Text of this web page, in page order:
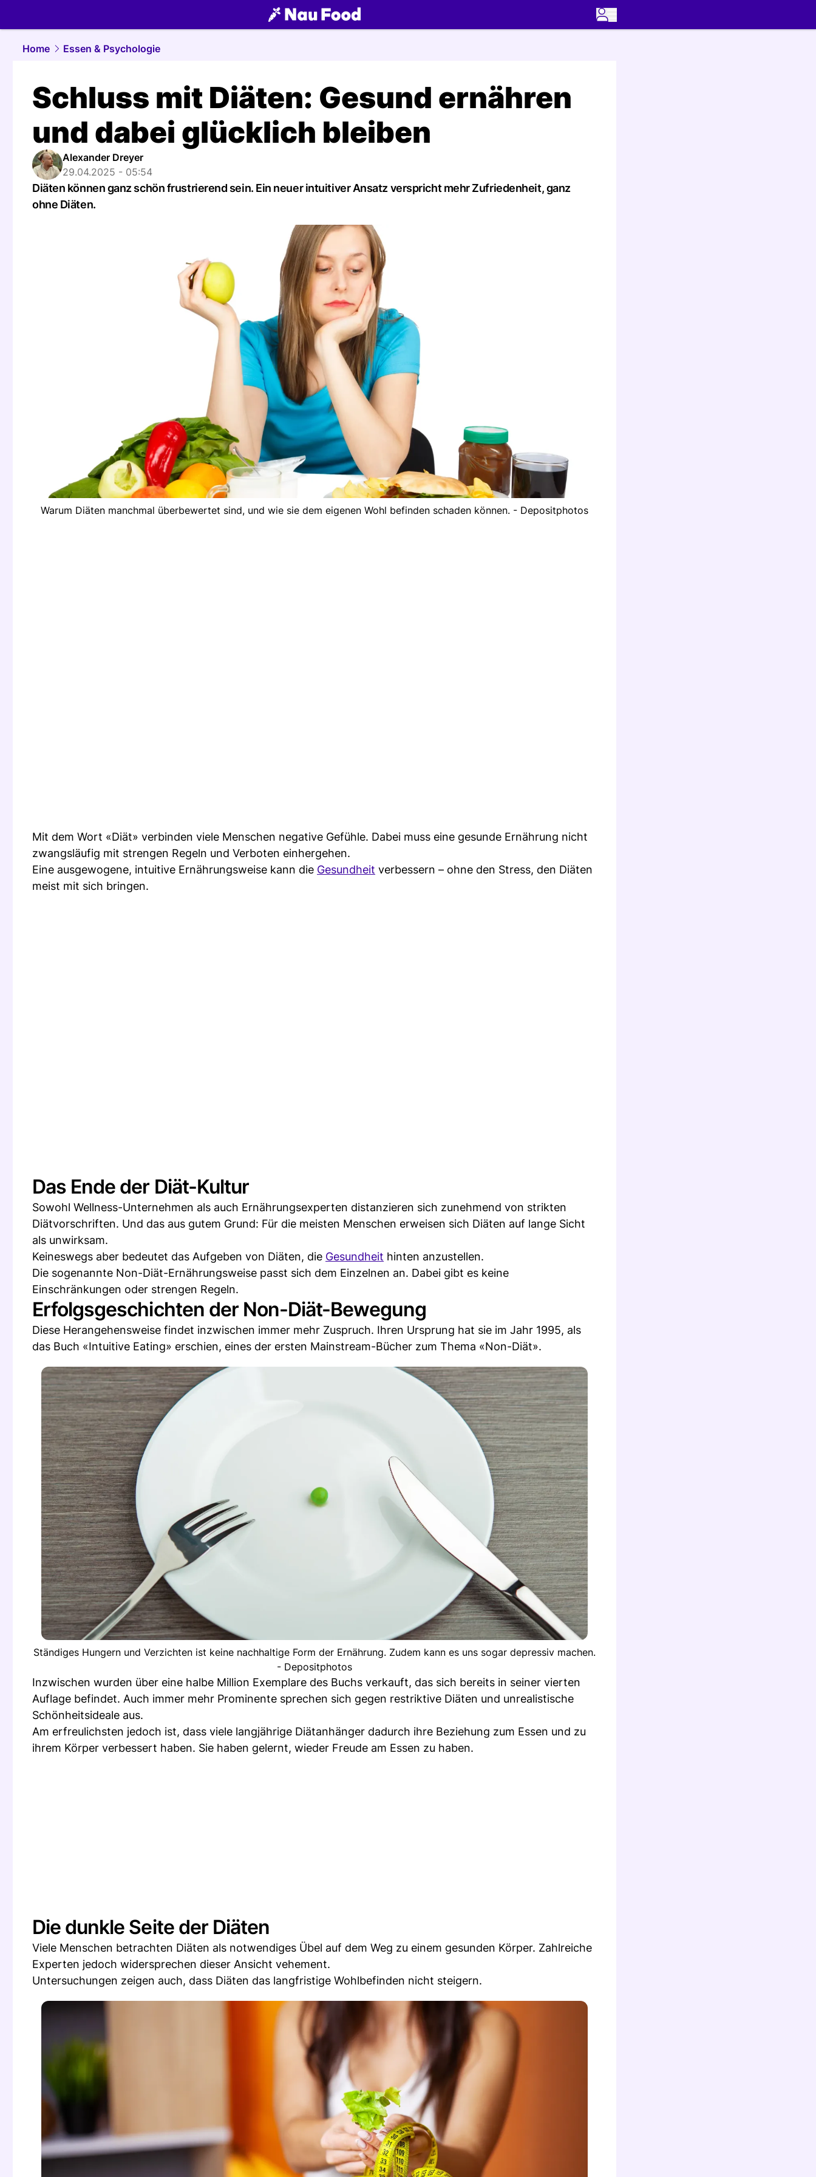
food.NAU.ch
Home
Essen & Psychologie
Schluss mit Diäten: Gesund ernähren
und dabei glücklich bleiben
Alexander Dreyer
29.04.2025 - 05:54
Diäten können ganz schön frustrierend sein. Ein neuer intuitiver Ansatz verspricht mehr Zufriedenheit, ganz
ohne Diäten.
Warum Diäten manchmal überbewertet sind, und wie sie dem eigenen Wohl befinden schaden können. - Depositphotos
Mit dem Wort «Diät» verbinden viele Menschen negative Gefühle. Dabei muss eine gesunde Ernährung nicht
zwangsläufig mit strengen Regeln und Verboten einhergehen.
Eine ausgewogene, intuitive Ernährungsweise kann die Gesundheit verbessern – ohne den Stress, den Diäten
meist mit sich bringen.
Das Ende der Diät-Kultur
Sowohl Wellness-Unternehmen als auch Ernährungsexperten distanzieren sich zunehmend von strikten
Diätvorschriften. Und das aus gutem Grund: Für die meisten Menschen erweisen sich Diäten auf lange Sicht
als unwirksam.
Keineswegs aber bedeutet das Aufgeben von Diäten, die Gesundheit hinten anzustellen.
Die sogenannte Non-Diät-Ernährungsweise passt sich dem Einzelnen an. Dabei gibt es keine
Einschränkungen oder strengen Regeln.
Erfolgsgeschichten der Non-Diät-Bewegung
Diese Herangehensweise findet inzwischen immer mehr Zuspruch. Ihren Ursprung hat sie im Jahr 1995, als
das Buch «Intuitive Eating» erschien, eines der ersten Mainstream-Bücher zum Thema «Non-Diät».
Ständiges Hungern und Verzichten ist keine nachhaltige Form der Ernährung. Zudem kann es uns sogar depressiv machen.
- Depositphotos
Inzwischen wurden über eine halbe Million Exemplare des Buchs verkauft, das sich bereits in seiner vierten
Auflage befindet. Auch immer mehr Prominente sprechen sich gegen restriktive Diäten und unrealistische
Schönheitsideale aus.
Am erfreulichsten jedoch ist, dass viele langjährige Diätanhänger dadurch ihre Beziehung zum Essen und zu
ihrem Körper verbessert haben. Sie haben gelernt, wieder Freude am Essen zu haben.
Die dunkle Seite der Diäten
Viele Menschen betrachten Diäten als notwendiges Übel auf dem Weg zu einem gesunden Körper. Zahlreiche
Experten jedoch widersprechen dieser Ansicht vehement.
Untersuchungen zeigen auch, dass Diäten das langfristige Wohlbefinden nicht steigern.